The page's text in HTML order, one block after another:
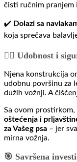
čisti ručnim pranjem
✔️ Dolazi sa
koja sprečava
🐕‍🦺 Udobnost i
Njena konstrukcija
udobnu površinu za
dužih vožnji. A
Sa ovom prostirkom,
oštećenja i
za Vašeg psa – jer
mirna vožnja.
🎯 Savršena